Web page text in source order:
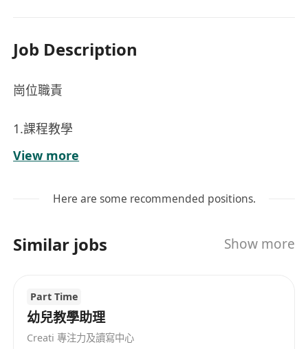
Job Description
崗位職責
1.課程教學
負責粵語課程的教學實施，涵蓋基礎發音、詞彙語
法、日常會話、粵語文化等內容，運用多樣化教學
確保學員掌握粵語知識與實際運用能力 。
根據學員年齡、粵語基礎及學習目標（如旅遊交
趣味性 。
3.學員評估
定期對學員進行學習效果評估，通過課堂表現觀
View more
Here are some recommended positions.
Similar jobs Show more
Part Time
幼兒教學助理
Creati 專注力及讀寫中心